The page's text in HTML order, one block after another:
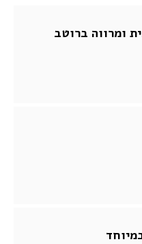
ומרווה ברוטב